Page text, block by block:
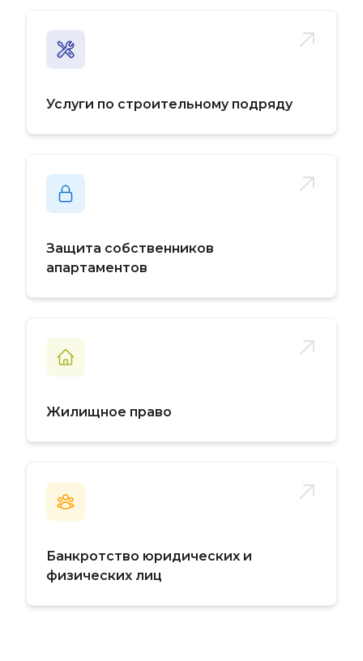
Услуги по строительному подряду
Защита собственников
апартаментов
Жилищное право
Банкротство юридических и
физических лиц